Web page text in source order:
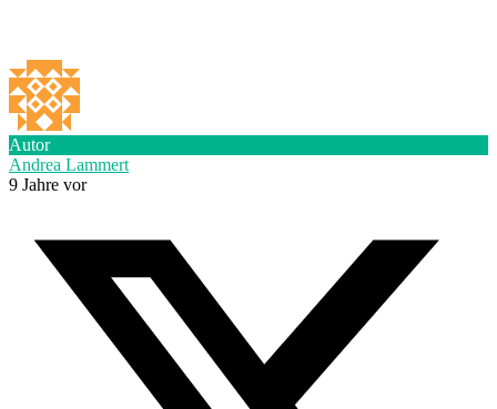
Autor
Andrea Lammert
9 Jahre vor